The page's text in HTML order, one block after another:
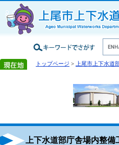
トップページ > 上尾市上下水道
上下水道部庁舎場内整